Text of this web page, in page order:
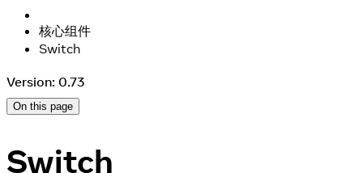
核心组件
Switch
Version: 0.73
On this page
Switch